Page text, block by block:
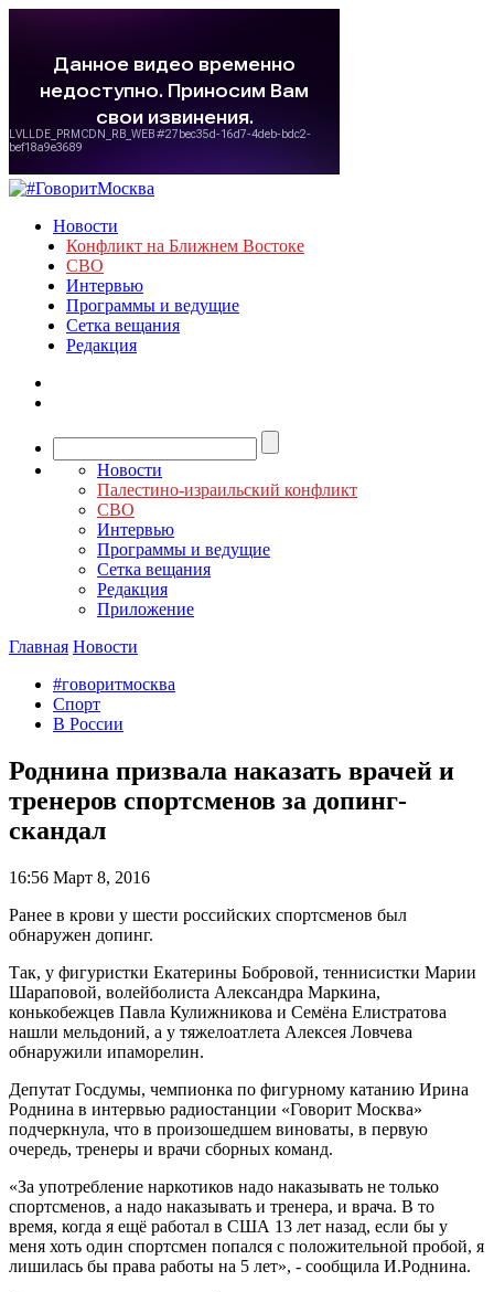
Новости
Конфликт на Ближнем Востоке
СВО
Интервью
Программы и ведущие
Сетка вещания
Редакция
Новости
Палестино-израильский конфликт
СВО
Интервью
Программы и ведущие
Сетка вещания
Редакция
Приложение
Главная Новости
#говоритмосква
Спорт
В России
Роднина призвала наказать врачей и
тренеров спортсменов за допинг-
скандал
16:56 Март 8, 2016
Ранее в крови у шести российских спортсменов был
обнаружен допинг.
Так, у фигуристки Екатерины Бобровой, теннисистки Марии
Шараповой, волейболиста Александра Маркина,
конькобежцев Павла Кулижникова и Семёна Елистратова
нашли мельдоний, а у тяжелоатлета Алексея Ловчева
обнаружили ипаморелин.
Депутат Госдумы, чемпионка по фигурному катанию Ирина
Роднина в интервью радиостанции «Говорит Москва»
подчеркнула, что в произошедшем виноваты, в первую
очередь, тренеры и врачи сборных команд.
«За употребление наркотиков надо наказывать не только
спортсменов, а надо наказывать и тренера, и врача. В то
время, когда я ещё работал в США 13 лет назад, если бы у
меня хоть один спортсмен попался с положительной пробой, я
лишилась бы права работы на 5 лет», - сообщила И.Роднина.